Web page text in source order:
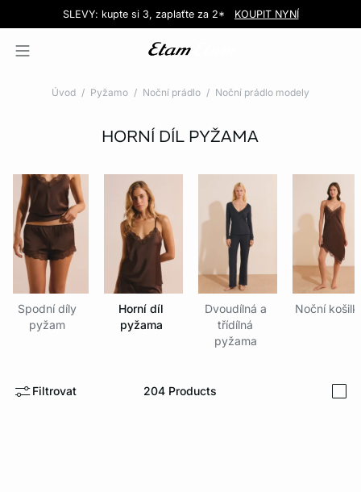
Doručení do obchodu zdarma!
SLEVY: kupte si 3, zaplaťte za 2* KOUPIT NYNÍ
Love EDIT: podprsenka + kalhotky za 999 KčKOUPIT NYNÍ
Úvod Pyžamo Noční prádlo Noční prádlo modely
HORNÍ DÍL PYŽAMA
Spodní díly
pyžam
Horní díl
pyžama
Dvoudílná a
třídílná
pyžama
Noční
Filtrovat 204 Products